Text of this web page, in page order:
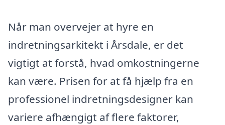
Når man overvejer at hyre en
indretningsarkitekt i Årsdale, er det
vigtigt at forstå, hvad omkostningerne
kan være. Prisen for at få hjælp fra en
professionel indretningsdesigner kan
variere afhængigt af flere faktorer,